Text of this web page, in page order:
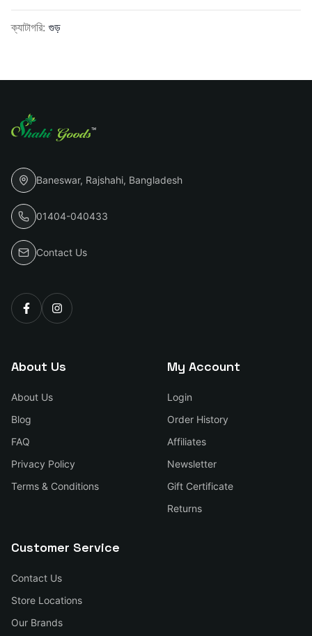
ক্যাটাগরি: গুড়
Baneswar, Rajshahi, Bangladesh
01404-040433
Contact Us
About Us
About Us
Blog
FAQ
Privacy Policy
Terms & Conditions
My Account
Login
Order History
Affiliates
Newsletter
Gift Certificate
Returns
Customer Service
Contact Us
Store Locations
Our Brands